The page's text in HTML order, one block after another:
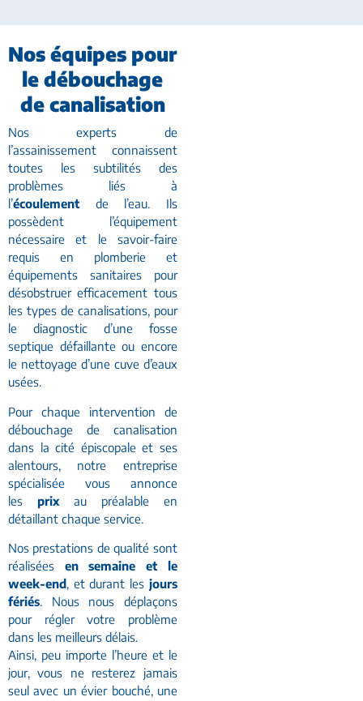
Nos équipes pour
le débouchage
de canalisation
Nos experts de
l’assainissement connaissent
toutes les subtilités des
problèmes liés à
l’écoulement de l’eau. Ils
possèdent l’équipement
nécessaire et le savoir-faire
requis en plomberie et
équipements sanitaires pour
désobstruer efficacement tous
les types de canalisations, pour
le diagnostic d’une fosse
septique défaillante ou encore
le nettoyage d’une cuve d’eaux
usées.
Pour chaque intervention de
débouchage de canalisation
dans la cité épiscopale et ses
alentours, notre entreprise
spécialisée vous annonce
les prixau préalable en
détaillant chaque service.
Nos prestations de qualité sont
réalisées en semaine et le
week-end, et durant les jours
fériés. Nous nous déplaçons
pour régler votre problème
dans les meilleurs délais.
Ainsi, peu importe l’heure et le
jour, vous ne resterez jamais
seul avec un évier bouché, une